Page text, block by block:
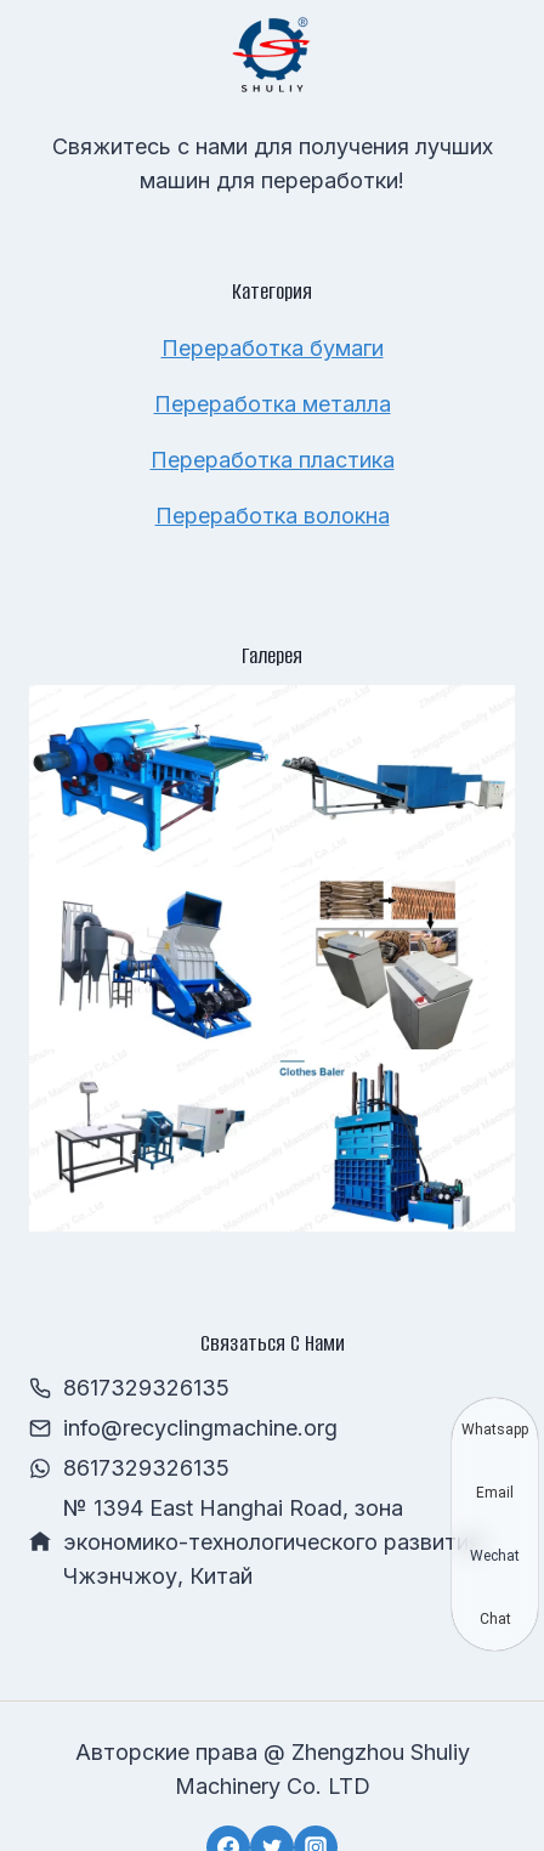
Свяжитесь с нами для получения лучших
машин для переработки!
Категория
Переработка бумаги
Переработка металла
Переработка пластика
Переработка волокна
Галерея
Связаться С Нами
8617329326135
info@recyclingmachine.org
8617329326135
№ 1394 East Hanghai Road, зона
экономико-технологического развития,
Чжэнчжоу, Китай
Авторские права @ Zhengzhou Shuliy
Machinery Co. LTD
Whatsapp
Email
Wechat
Chat